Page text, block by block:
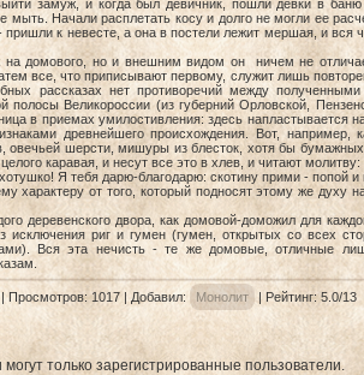
замуж, и когда был девичник, пошли девки в
Начали расплетать косу и долго не могли ее
к невесте, а она в постели лежит мершая, и вся
на домового, но и внешним видом oн ничем не
все, что приписывают первому, служит лишь
рассказах нет противоречий между
полосы Великороссии (из губерний Орловской,
в приемах умилостивления: здесь напластывается
древнейшего происхождения. Вот, например,
овечьей шерсти, мишуры из блесток, хотя бы
каравая, и несут все это в хлев, и читают молитву:
Я тебя дарю-благодарю: скотину прими - попой и
от того, который подносят этому же духу
двора, как домовой-доможил для
исключения риг и гумен (гумен, открытых со всех
Вся эта нечисть - те же домовые, отличные
|Просмотров: 1017 | Добавил: Монолит | Рейтинг:5.0/13
только зарегистрированные пользователи.